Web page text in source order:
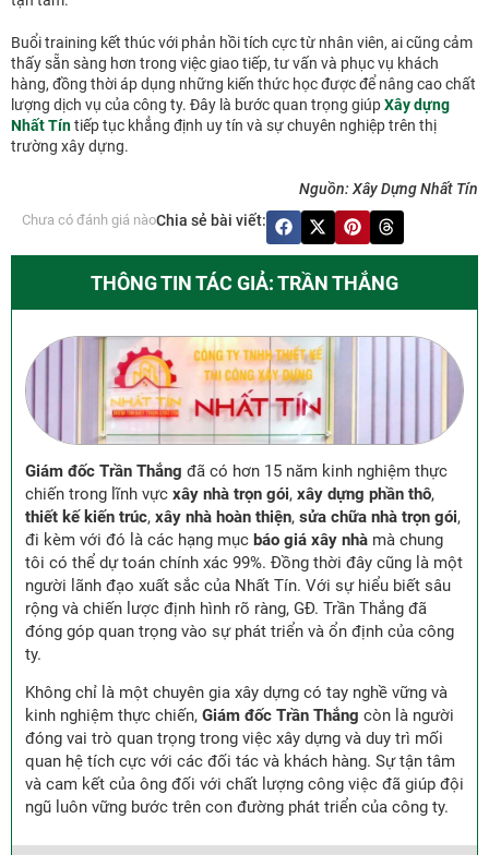
Buổi training kết thúc với phản hồi tích cực từ nhân viên, ai cũng cảm
thấy sẵn sàng hơn trong việc giao tiếp, tư vấn và phục vụ khách
hàng, đồng thời áp dụng những kiến thức học được để nâng cao chất
lượng dịch vụ của công ty. Đây là bước quan trọng giúpXây dựng
Nhất Tíntiếp tục khẳng định uy tín và sự chuyên nghiệp trên thị
trường xây dựng.
Nguồn: Xây Dựng Nhất Tín
Chưa có đánh giá nàoChia sẻ bài viết:
THÔNG TIN TÁC GIẢ: TRẦN THẮNG
Giám đốc Trần Thắng đã có hơn 15 năm kinh nghiệm thực
chiến trong lĩnh vực xây nhà trọn gói, xây dựng phần thô,
thiết kế kiến trúc, xây nhà hoàn thiện, sửa chữa nhà trọn gói,
đi kèm với đó là các hạng mục báo giá xây nhà mà chung
tôi có thể dự toán chính xác 99%. Đồng thời đây cũng là một
người lãnh đạo xuất sắc của Nhất Tín. Với sự hiểu biết sâu
rộng và chiến lược định hình rõ ràng, GĐ. Trần Thắng đã
đóng góp quan trọng vào sự phát triển và ổn định của công
ty.
Không chỉ là một chuyên gia xây dựng có tay nghề vững và
kinh nghiệm thực chiến, Giám đốc Trần Thắng còn là người
đóng vai trò quan trọng trong việc xây dựng và duy trì mối
quan hệ tích cực với các đối tác và khách hàng. Sự tận tâm
và cam kết của ông đối với chất lượng công việc đã giúp đội
ngũ luôn vững bước trên con đường phát triển của công ty.